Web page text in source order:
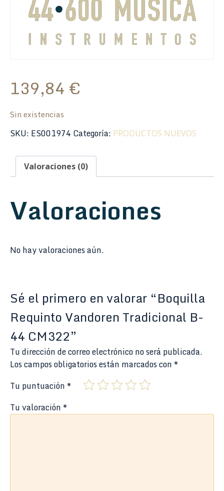
139,84 €
Sin existencias
SKU: ES001974 Categoría: PRODUCTOS NUEVOS
Valoraciones (0)
Valoraciones
No hay valoraciones aún.
Sé el primero en valorar “Boquilla
Requinto Vandoren Tradicional B-
44 CM322”
Tu dirección de correo electrónico no será publicada.
Los campos obligatorios están marcados con *
Tu puntuación *
Tu valoración *